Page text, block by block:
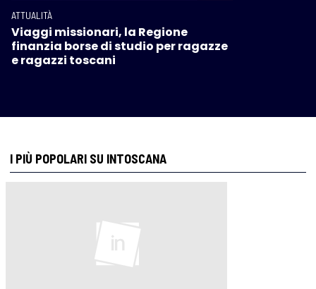
ATTUALITÀ
Viaggi missionari, la Regione
finanzia borse di studio per ragazze
e ragazzi toscani
I PIÙ POPOLARI SU INTOSCANA